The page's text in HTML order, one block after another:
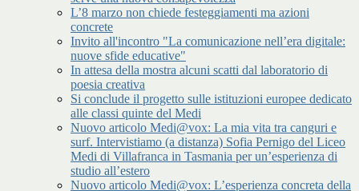
L’8 marzo non chiede festeggiamenti ma azioni
concrete
Invito all'incontro "La comunicazione nell’era digitale:
nuove sfide educative"
In attesa della mostra alcuni scatti dal laboratorio di
poesia creativa
Si conclude il progetto sulle istituzioni europee dedicato
alle classi quinte del Medi
Nuovo articolo Medi@vox: La mia vita tra canguri e
surf. Intervistiamo (a distanza) Sofia Pernigo del Liceo
Medi di Villafranca in Tasmania per un’esperienza di
studio all’estero
Nuovo articolo Medi@vox: L’esperienza concreta della